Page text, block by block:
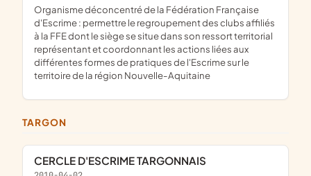
organisme déconcentré de la Fédération Française
d'Escrime : permettre le regroupement des clubs affiliés
à la FFE dont le siège se situe dans son ressort territorial
représentant et coordonnant les actions liées aux
différentes formes de pratiques de l'Escrime sur le
territoire de la région Nouvelle-Aquitaine
TARGON
CERCLE D'ESCRIME TARGONNAIS